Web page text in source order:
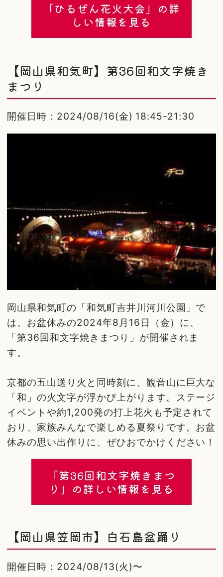
「ひるぜん花火大会」の詳
しい情報を見る
【岡山県和気町】第36回和文字焼き
まつり
開催日時：2024/08/16(金) 18:45-21:30
岡山県和気町の「和気町吉井川河川公園」で
は、お盆休みの2024年8月16日（金）に、
「第36回和文字焼きまつり」が開催されま
す。
京都の五山送り火と同時刻に、観音山に巨大な
「和」の火文字が浮かび上がります。ステージ
イベントや約1,200発の打上花火も予定されて
おり、家族みんなで楽しめる夏祭りです。お盆
休みの思い出作りに、ぜひおでかけください！
「第36回和文字焼きまつ
り」の詳しい情報を見る
【岡山県笠岡市】白石島盆踊り
開催日時：2024/08/13(火)〜